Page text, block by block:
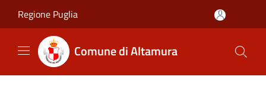
Regione Puglia
Comune di Altamura